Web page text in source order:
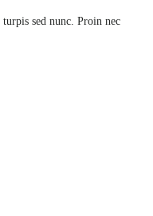
sed nunc. Proin nec